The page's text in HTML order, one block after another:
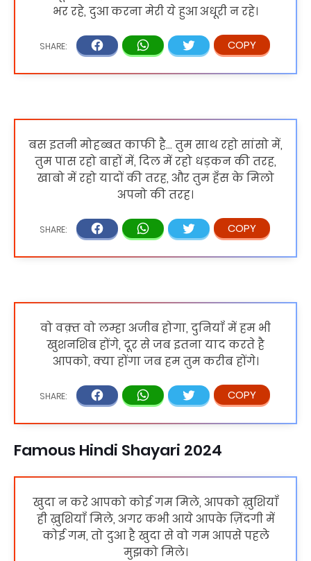
भर रहे, दुआ करना मेरी ये हुआ अधूरी न रहे।
बस इतनी मोहब्बत काफी है... तुम साथ रहो सांसो में,
तुम पास रहो बाहों में, दिल में रहो धड़कन की तरह,
खाबो में रहो यादों की तरह, और तुम हँस के मिलो
अपनो की तरह।
वो वक़्त वो लम्हा अजीब होगा, दुनियाँ में हम भी
खुशनशिब होंगे, दूर से जब इतना याद करते है
आपको, क्या होंगा जब हम तुम करीब होंगे।
Famous Hindi Shayari 2024
खुदा न करे आपको कोई गम मिले, आपको ख़ुशियाँ
ही ख़ुशियाँ मिले, अगर कभी आये आपके ज़िंदगी में
कोई गम, तो दुआ है खुदा से वो गम आपसे पहले
मुझको मिले।